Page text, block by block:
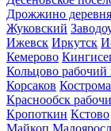
Дрожжино деревня
Жуковский
Ижевск Иркутск
Кемерово
Кольцово рабочий
Корсаков Кострома
Краснообск
Кропоткин Кстово
Майкоп